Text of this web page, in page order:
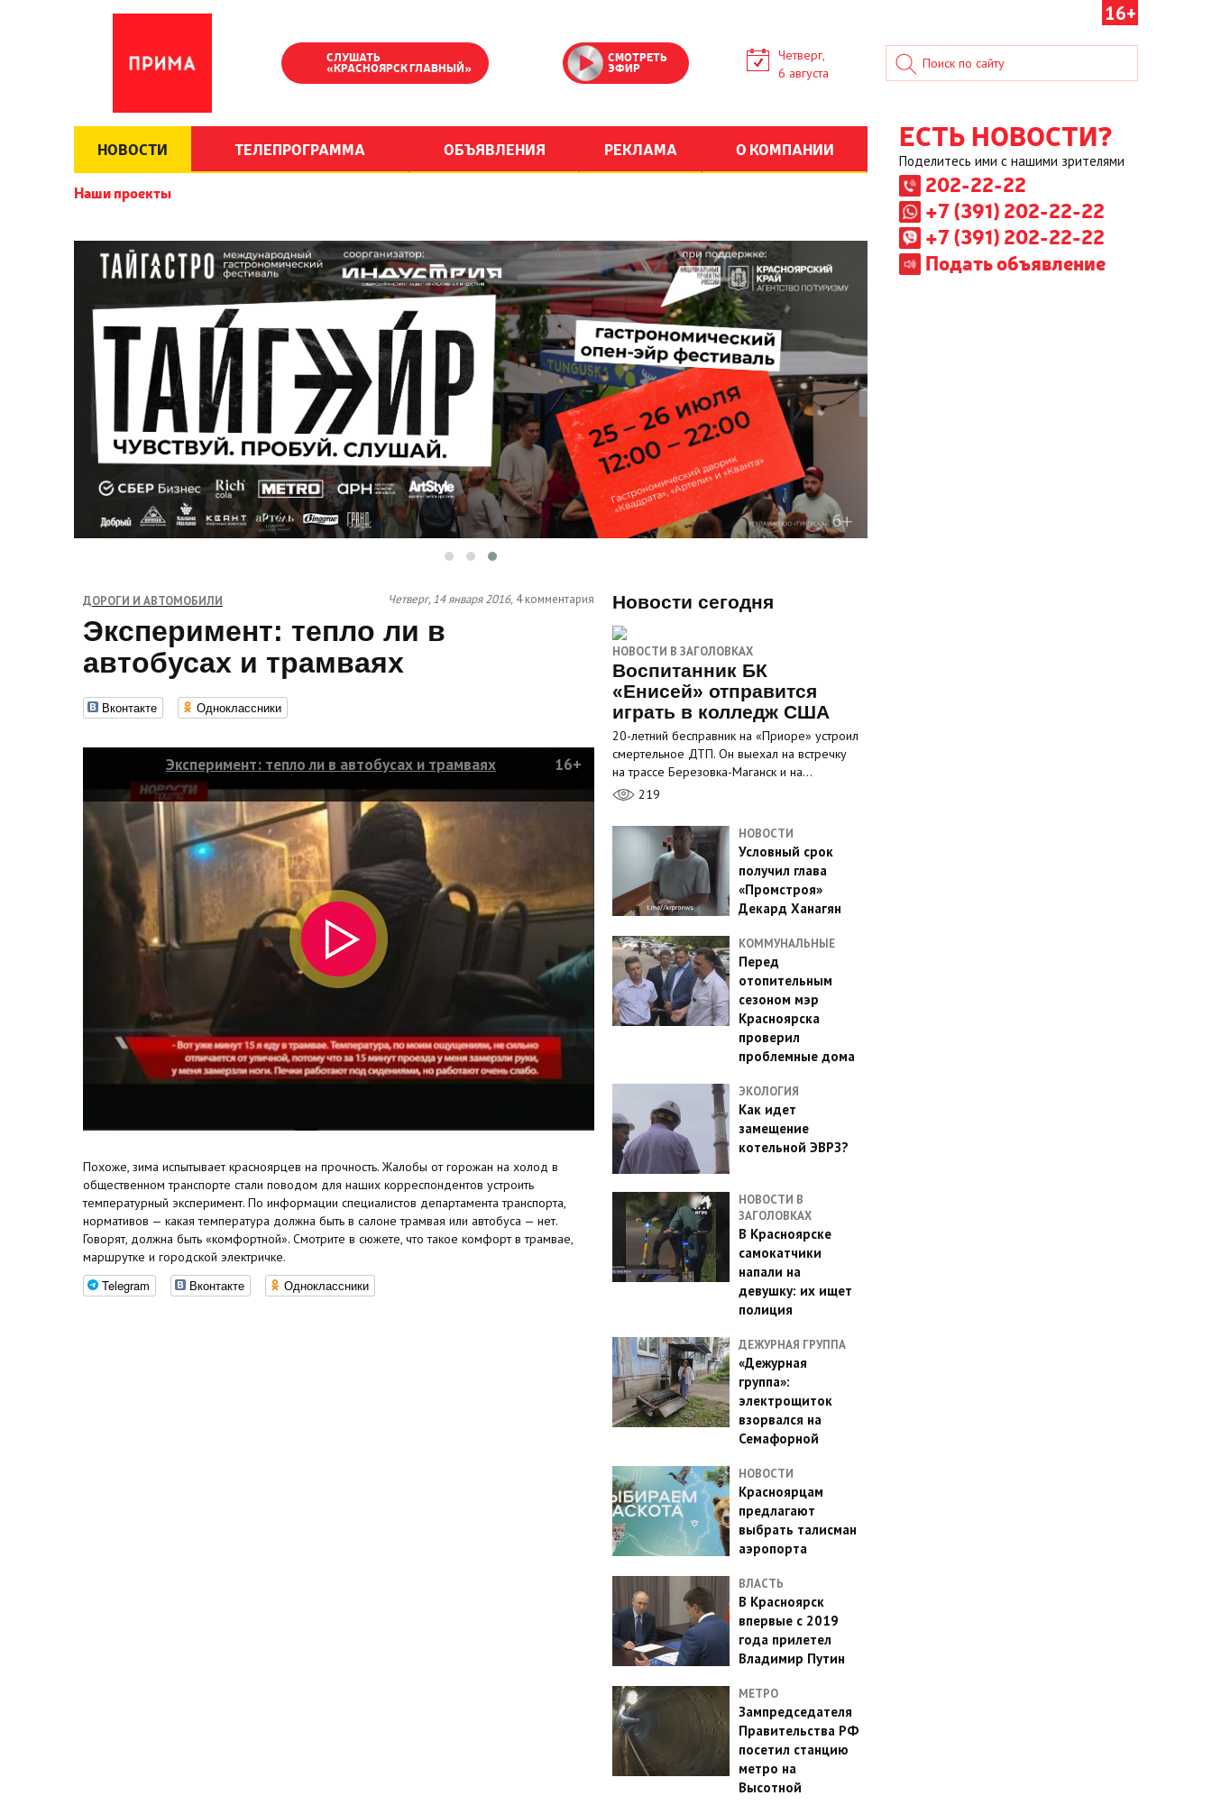
16+
СЛУШАТЬ
«КРАСНОЯРСК ГЛАВНЫЙ»
СМОТРЕТЬ
ЭФИР
Четверг,
6 августа
НОВОСТИ ТЕЛЕПРОГРАММА ОБЪЯВЛЕНИЯ РЕКЛАМА О КОМПАНИИ
Наши проекты
ЕСТЬ НОВОСТИ?
Поделитесь ими с нашими зрителями
202-22-22
+7 (391) 202-22-22
+7 (391) 202-22-22
Подать объявление
ДОРОГИ И АВТОМОБИЛИ Четверг, 14 января 2016, 4 комментария
Эксперимент: тепло ли в
автобусах и трамваях
Вконтакте Одноклассники
Эксперимент: тепло ли в автобусах и трамваях 16+
Похоже, зима испытывает красноярцев на прочность. Жалобы от горожан на холод в
общественном транспорте стали поводом для наших корреспондентов устроить
температурный эксперимент. По информации специалистов департамента транспорта,
нормативов — какая температура должна быть в салоне трамвая или автобуса — нет.
Говорят, должна быть «комфортной». Смотрите в сюжете, что такое комфорт в трамвае,
маршрутке и городской электричке.
Telegram Вконтакте Одноклассники
Новости сегодня
НОВОСТИ В ЗАГОЛОВКАХ
Воспитанник БК
«Енисей» отправится
играть в колледж США
20-летний бесправник на «Приоре» устроил
смертельное ДТП. Он выехал на встречку
на трассе Березовка-Маганск и на…
219
НОВОСТИ
Условный срок
получил глава
«Промстроя»
Декард Ханагян
КОММУНАЛЬНЫЕ
Перед
отопительным
сезоном мэр
Красноярска
проверил
проблемные дома
ЭКОЛОГИЯ
Как идет
замещение
котельной ЭВРЗ?
НОВОСТИ В
ЗАГОЛОВКАХ
В Красноярске
самокатчики
напали на
девушку: их ищет
полиция
ДЕЖУРНАЯ ГРУППА
«Дежурная
группа»:
электрощиток
взорвался на
Семафорной
НОВОСТИ
Красноярцам
предлагают
выбрать талисман
аэропорта
ВЛАСТЬ
В Красноярск
впервые с 2019
года прилетел
Владимир Путин
МЕТРО
Зампредседателя
Правительства РФ
посетил станцию
метро на
Высотной